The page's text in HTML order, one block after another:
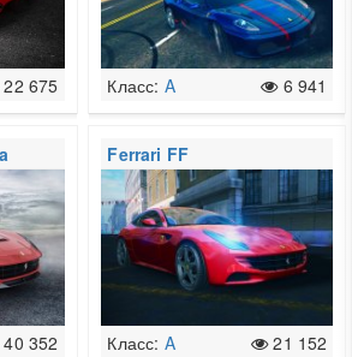
22 675 Класс: A 6 941
40 352
Ferrari FF
Класс: A 21 152